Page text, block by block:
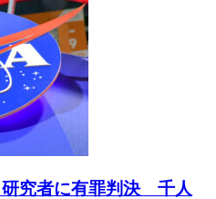
究者に有罪判決 千人